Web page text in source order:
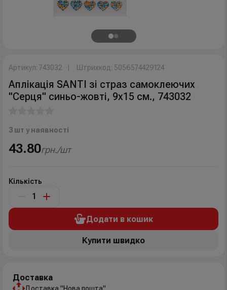
Артикул: 743032 Штрихкод: 5056574429124
Аплікація SANTI зі страз самоклеючих
"Серця" синьо-жовті, 9х15 см., 743032
3 шт у наявності
43.80грн./шт
Кількість
Додати в кошик
Купити швидко
Доставка